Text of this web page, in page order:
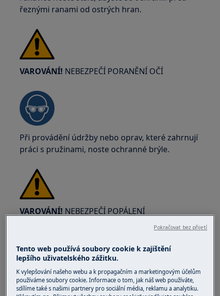
řeznými ranami od ostrých hran.
VAROVÁNÍ! NEBEZPEČÍ PORANĚNÍ OČÍ
Při provádění údržby nebo oprav, které zahrnují
práci s pružinami, noste ochranné brýle.
VAROVÁNÍ! NEBEZPEČÍ POPÁLENÍ
Před jakoukoliv opravou nebo údržbou se
Tento web používá soubory cookie k zajištění
lepšího uživatelského zážitku.
K vylepšování našeho webu a k propagačním a marketingovým účelům
používáme soubory cookie. Informace o tom, jak náš web používáte,
sdílíme také s našimi partnery pro sociální média, reklamu a analytiku.
Pokračovat bez přijetí